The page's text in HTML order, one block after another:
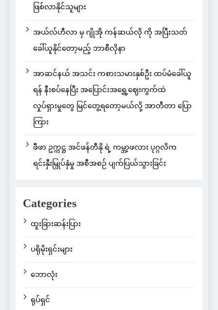
ဖြစ်လာနိုင်သူများ
အယ်လ်ဟီလာ မှ ဂျိုအို ကန်ဆယ်လို ကို အပြီးသတ်
ခေါ်ယူနိုင်တော့မည့် ဘာစီလိုနာ
အာဆင်နယ် အသင်း ကစားသမားနှစ်ဦး ထပ်မံခေါ်ယူ
ရန် နီးစပ်နေပြီး အပြောင်းအရွှေ့ဈေးကွက်ထဲ
လှုပ်ရှားမှုတွေ မြင်တွေ့ရတော့မယ်လို့ အာတီတာ ပြော
ကြား
ဖီဖာ ဥက္ကဋ္ဌ အင်ဖန်တီနို ရဲ့ ကမ္ဘာ့ဖလား ပုဂ္ဂလိက
ရင်းနှီးမြှုပ်နှံမှု အစီအစဉ် ပျက်ပြယ်သွားခြင်း
Categories
ထူးခြားဆန်းပြား
ပရိုမိုးရှင်းများ
ဘောလုံး
ရုပ်ရှင်